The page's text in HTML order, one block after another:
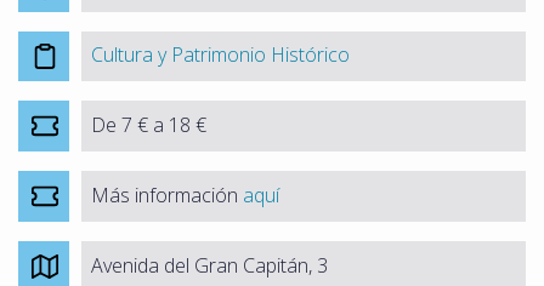
Cultura y Patrimonio Histórico
De 7 € a 18 €
Más información aquí
Avenida del Gran Capitán, 3